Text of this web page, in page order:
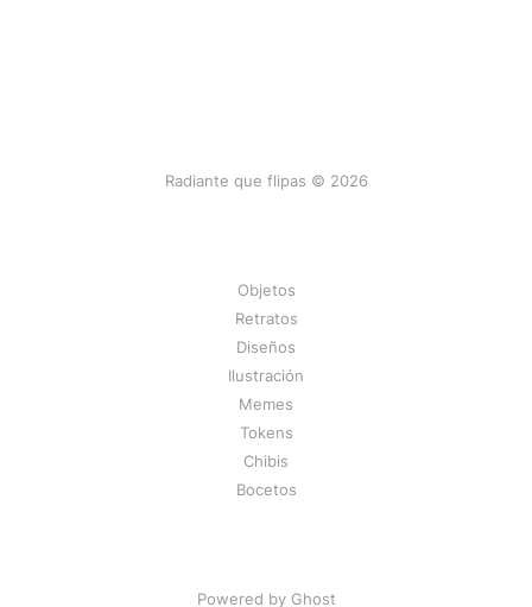
Radiante que flipas © 2026
Objetos
Retratos
Diseños
Ilustración
Memes
Tokens
Chibis
Bocetos
Powered by Ghost